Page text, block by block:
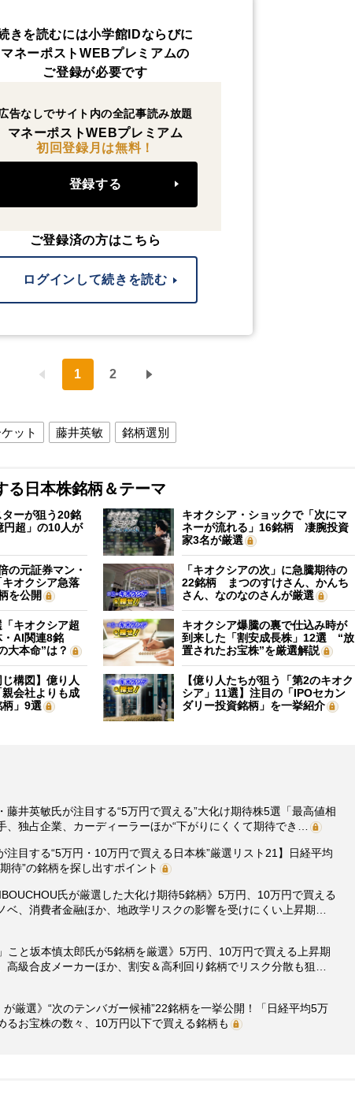
きを読むには小学館IDならびに
マネーポストWEBプレミアムの
ご登録が必要です
告なしでサイト内の全記事読み放題
マネーポストWEBプレミアム
初回登録月は無料！
登録する
ご登録済の方はこちら
ログインして続きを読む
1 2
ット 藤井英敏 銘柄選別
る日本株銘柄＆テーマ
ターが狙う20銘
円超」の10人が
キオクシア・ショックで「次にマ
ネーが流れる」16銘柄 凄腕投資
家3名が厳選
の元証券マン・
オクシア急落
を公開
「キオクシアの次」に急騰期待の
22銘柄 まつのすけさん、かんち
さん、なのなのさんが厳選
キオクシア超
・AI関連8銘
本命”は？
キオクシア爆騰の裏で仕込み時が
到来した「割安成長株」12選 “放
置されたお宝株”を厳選解説
じ構図】億り人
会社よりも成
」9選
【億り人たちが狙う「第2のキオク
シア」11選】注目の「IPOセカン
ダリー投資銘柄」を一挙紹介
井英敏氏が注目する“5万円で買える”大化け期待株5選「最高値相
、独占企業、カーディーラーほか“下がりにくくて期待でき…
目する“5万円・10万円で買える日本株”厳選リスト21】日経平均
待”の銘柄を探し出すポイント
氏が厳選した大化け期待5銘柄》5万円、10万円で買える
ベ、消費者金融ほか、地政学リスクの影響を受けにくい上昇期…
こと坂本慎太郎氏が5銘柄を厳選》5万円、10万円で買える上昇期
級合皮メーカーほか、割安＆高利回り銘柄でリスク分散も狙…
が厳選》“次のテンバガー候補”22銘柄を一挙公開！「日経平均5万
るお宝株の数々、10万円以下で買える銘柄も